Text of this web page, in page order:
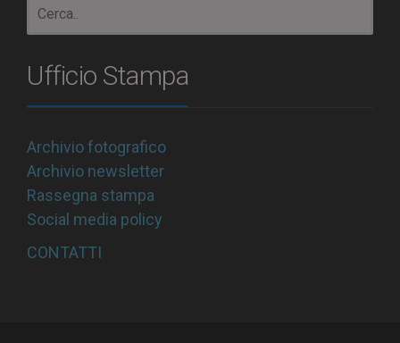
Ufficio Stampa
Archivio fotografico
Archivio newsletter
Rassegna stampa
Social media policy
CONTATTI